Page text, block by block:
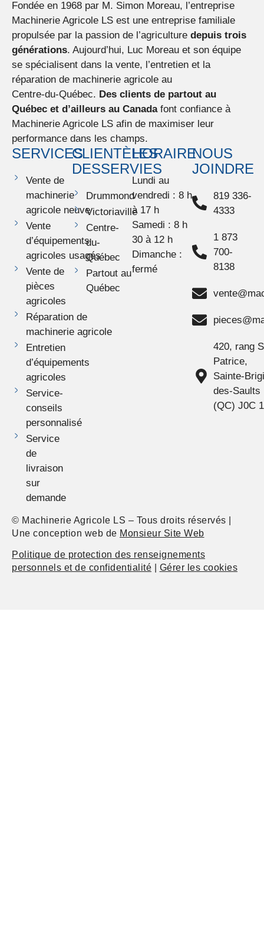
Fondée en 1968 par M. Simon Moreau, l’entreprise
Machinerie Agricole LS est une entreprise familiale
propulsée par la passion de l’agriculture depuis trois
générations. Aujourd’hui, Luc Moreau et son équipe
se spécialisent dans la vente, l’entretien et la
réparation de machinerie agricole au
Centre-du-Québec. Des clients de partout au
Québec et d’ailleurs au Canadafont confiance à
Machinerie Agricole LS afin de maximiser leur
performance dans les champs.
SERVICES
Vente de
machinerie
agricole neuve
Vente
d’équipements
agricoles usagés
Vente de
pièces
agricoles
Réparation de
machinerie agricole
Entretien
d’équipements
agricoles
Service-
conseils
personnalisé
Service
de
livraison
sur
demande
CLIENTÈLES
DESSERVIES
Drummond
Victoriaville
Centre-
du-
Québec
Partout au
Québec
HORAIRE
Lundi au
vendredi : 8 h
à 17 h
Samedi : 8 h
30 à 12 h
Dimanche :
fermé
NOUS
JOINDRE
819 336-
4333
1 873
700-
8138
420, rang
Patrice,
Sainte-
des-Saults
(QC) J0C
© Machinerie Agricole LS – Tous droits réservés |
Une conception web de Monsieur Site Web
Politique de protection des renseignements
personnels et de confidentialité
Gérer les cookies